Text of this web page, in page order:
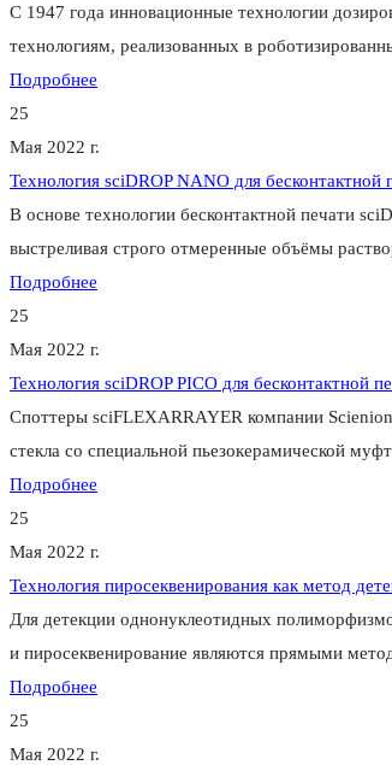
С 1947 года инновационные технологии
технологиям, реализованных в
Подробнее
25
Мая 2022 г.
Технология sciDROP NANO для бесконтактной
В основе технологии бесконтактной печати
выстреливая строго отмеренные объёмы
Подробнее
25
Мая 2022 г.
Технология sciDROP PICO для бесконтактной
Споттеры sciFLEXARRAYER компании Scienion
стекла со специальной пьезокерамической
Подробнее
25
Мая 2022 г.
Технология пиросеквенирования как метод
Для детекции однонуклеотидных
и пиросеквенирование являются прямыми
Подробнее
25
Мая 2022 г.